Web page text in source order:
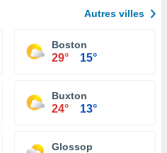
Autres villes
Boston
29° 15°
Buxton
24° 13°
Glossop